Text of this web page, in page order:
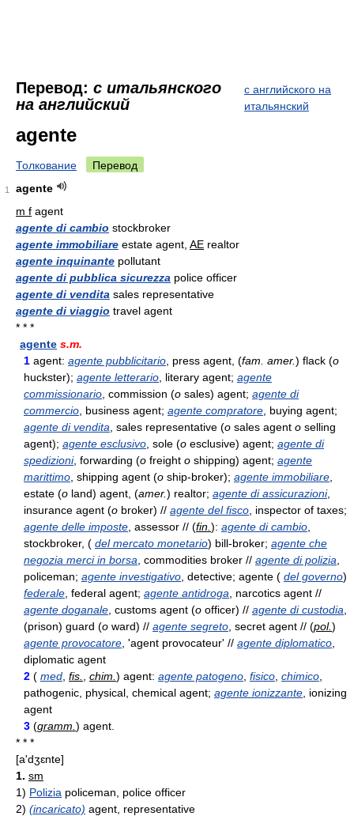
Перевод: с итальянского
на английский
с английского на
итальянский
agente
Толкование Перевод
1
agente
m f agent
agente di cambio stockbroker
agente immobiliare estate agent, AE realtor
agente inquinante pollutant
agente di pubblica sicurezza police officer
agente di vendita sales representative
agente di viaggio travel agent
* * *
agente s.m.
1 agent: agente pubblicitario , press agent, (fam. amer.) flack (o
huckster); agente letterario , literary agent; agente
commissionario , commission (o sales) agent; agente di
commercio , business agent; agente compratore , buying agent;
agente di vendita , sales representative (o sales agent o selling
agent); agente esclusivo , sole (o esclusive) agent; agente di
spedizioni, forwarding (o freight o shipping) agent; agente
marittimo , shipping agent (o ship-broker); agente immobiliare
estate (o land) agent, (amer.) realtor; agente di assicurazioni,
insurance agent (o broker) // agente del fisco , inspector of taxes;
agente delle imposte , assessor // (fin. ): agente di cambio
stockbroker, ( del mercato monetario) bill-broker; agente che
negozia merci in borsa , commodities broker // agente di polizia
policeman; agente investigativo , detective; agente ( del governo)
federale , federal agent; agente antidroga , narcotics agent //
agente doganale , customs agent (o officer) // agente di custodia
(prison) guard (o ward) // agente segreto , secret agent // (pol.)
agente provocatore , 'agent provocateur' // agente diplomatico
diplomatic agent
2 ( med fis. chim. ) agent: agente patogeno fisico chimico
pathogenic, physical, chemical agent; agente ionizzante , ionizing
agent
3 (gramm. ) agent.
* * *
[a'dʒɛnte]
1. sm
1) Polizia policeman, police officer
2) (incaricato) agent, representative